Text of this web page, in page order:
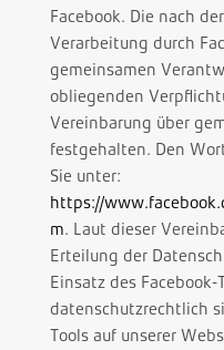
Facebook. Die nach
Verarbeitung durch
gemeinsamen
obliegenden
Vereinbarung über
festgehalten. Den
Sie unter:
https://
m. Laut dieser
Erteilung der
Einsatz des Facebook-
datenschutzrechtlich
Tools auf unserer